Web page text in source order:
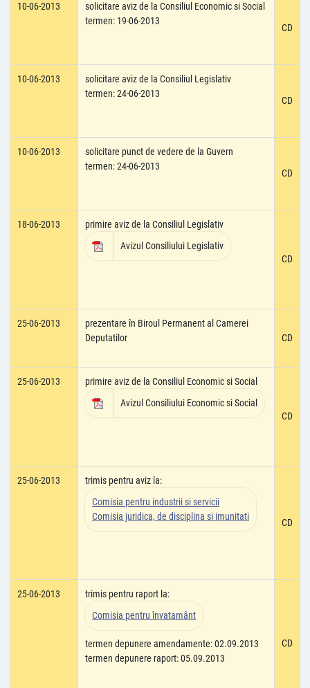
10-06-2013
solicitare aviz de la Consiliul Economic si Social
termen: 19-06-2013
CD
10-06-2013
solicitare aviz de la Consiliul Legislativ
termen: 24-06-2013
CD
10-06-2013
solicitare punct de vedere de la Guvern
termen: 24-06-2013
CD
18-06-2013
primire aviz de la Consiliul Legislativ
Avizul Consiliului Legislativ
CD
25-06-2013
prezentare în Biroul Permanent al Camerei
Deputatilor
CD
25-06-2013
primire aviz de la Consiliul Economic si Social
Avizul Consiliului Economic si Social
CD
25-06-2013
trimis pentru aviz la:
Comisia pentru industrii si servicii
Comisia juridica, de disciplina si imunitati
CD
25-06-2013
trimis pentru raport la:
Comisia pentru învatamânt
termen depunere amendamente: 02.09.2013
termen depunere raport: 05.09.2013
CD